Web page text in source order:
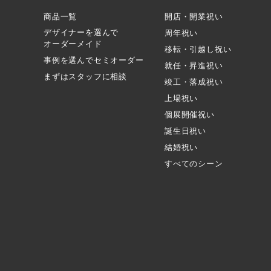
商品一覧
デザイナーを選んで
オーダーメイド
事例を選んでセミオーダー
まずはスタッフに相談
開店・開業祝い
周年祝い
移転・引越し祝い
就任・昇進祝い
竣工・落成祝い
上場祝い
個展開催祝い
誕生日祝い
結婚祝い
すべてのシーン